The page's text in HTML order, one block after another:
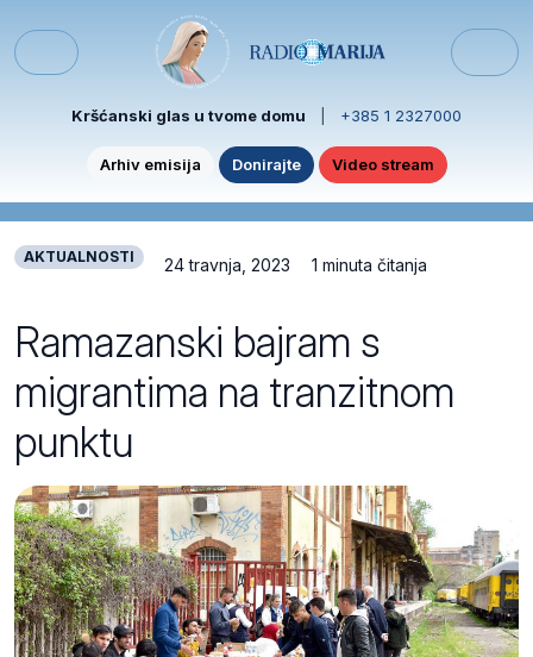
Menu
Kršćanski glas u tvome domu +385 1 2327000
Arhiv emisija Donirajte Video stream
AKTUALNOSTI 24 travnja, 2023 1 minuta čitanja
Ramazanski bajram s
migrantima na tranzitnom
punktu